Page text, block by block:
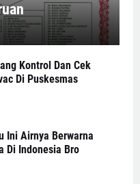
Kontrol Dan Cek
Di Puskesmas
Ini Airnya Berwarna
Di Indonesia Bro